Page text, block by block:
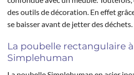
des outils de décoration. En effet
se baisser avant de jetter des
La poubelle rectangulaire
Simplehuman